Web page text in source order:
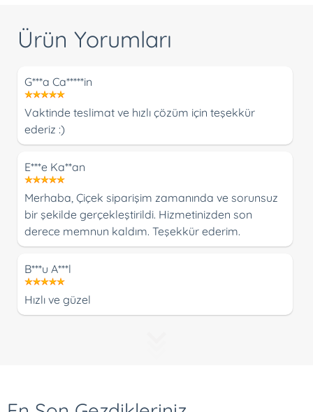
Ürün Yorumları
G***a Ca*****in
Vaktinde teslimat ve hızlı çözüm için teşekkür
ederiz :)
E***e Ka**an
Merhaba, Çiçek siparişim zamanında ve sorunsuz
bir şekilde gerçekleştirildi. Hizmetinizden son
derece memnun kaldım. Teşekkür ederim.
B***u A***l
Hızlı ve güzel